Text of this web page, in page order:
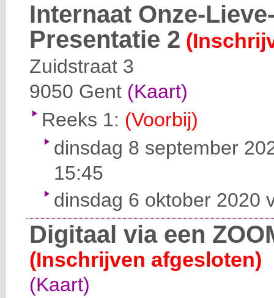
Internaat Onze-
Presentatie 2
Zuidstraat 3
9050 Gent (Kaart)
Reeks 1: (Voorbij)
dinsdag 8 september
15:45
dinsdag 6 oktober 2020
Digitaal via een
(Inschrijven afgesloten)
(Kaart)